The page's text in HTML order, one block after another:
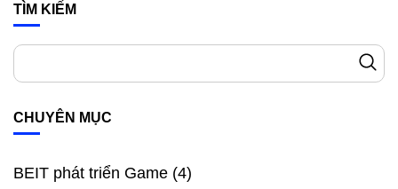
TÌM KIẾM
CHUYÊN MỤC
BEIT phát triển Game (4)